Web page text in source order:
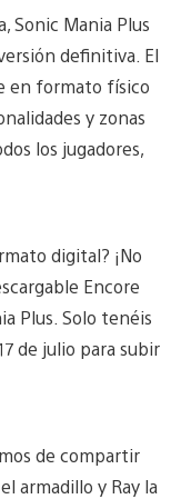
Sonic Mania Plus
definitiva. El
en formato físico
y zonas
los jugadores,
digital? ¡No
Encore
Plus. Solo tenéis
de julio para subir
de compartir
armadillo y Ray la